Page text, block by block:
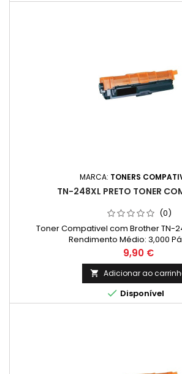
MARCA: TONERS
TN-248XL PRETO TONER
(0)
Toner Compativel com Brother TN-
Rendimento Médio: 3,000
Preço
9,90 €
 Adicionar ao
 Disponível